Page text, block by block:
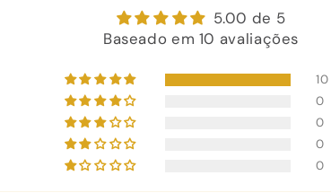
5.00 de 5
Baseado em 10 avaliações
10
0
0
0
0